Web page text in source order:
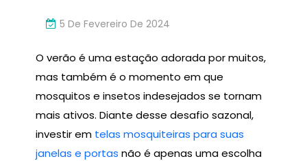
5 De Fevereiro De 2024
O verão é uma estação adorada por muitos,
mas também é o momento em que
mosquitos e insetos indesejados se tornam
mais ativos. Diante desse desafio sazonal,
investir em telas mosquiteiras para suas
janelas e portas não é apenas uma escolha